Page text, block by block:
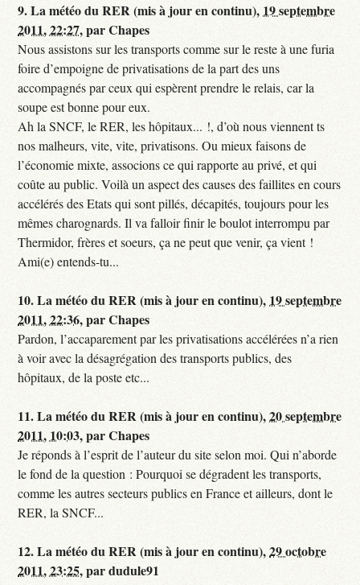
9.La météo du RER (mis à jour en continu), 19 septembre
2011, 22:27,parChapes
Nous assistons sur les transports comme sur le reste à une furia
foire d’empoigne de privatisations de la part des uns
accompagnés par ceux qui espèrent prendre le relais, car la
soupe est bonne pour eux.
Ah la SNCF, le RER, les hôpitaux... !, d’où nous viennent ts
nos malheurs, vite, vite, privatisons. Ou mieux faisons de
l’économie mixte, associons ce qui rapporte au privé, et qui
coûte au public. Voilà un aspect des causes des faillites en cours
accélérés des Etats qui sont pillés, décapités, toujours pour les
mêmes charognards. Il va falloir finir le boulot interrompu par
Thermidor, frères et soeurs, ça ne peut que venir, ça vient !
Ami(e) entends-tu...
10.La météo du RER (mis à jour en continu), 19 septembre
2011, 22:36,parChapes
Pardon, l’accaparement par les privatisations accélérées n’a rien
à voir avec la désagrégation des transports publics, des
hôpitaux, de la poste etc...
11.La météo du RER (mis à jour en continu),20 septembre
2011, 10:03,parChapes
Je réponds à l’esprit de l’auteur du site selon moi. Qui n’aborde
le fond de la question : Pourquoi se dégradent les transports,
comme les autres secteurs publics en France et ailleurs, dont le
RER, la SNCF...
12.La météo du RER (mis à jour en continu),29 octobre
2011, 23:25,pardudule91